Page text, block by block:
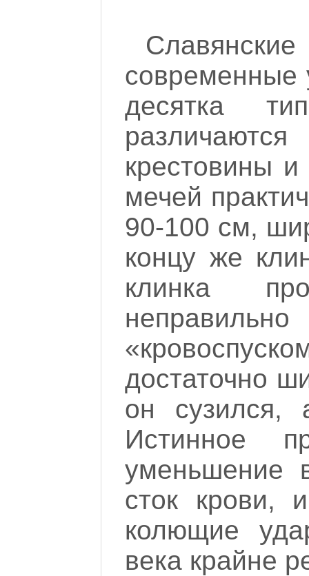
современные
десятка
крестовины и
мечей
90-100 см,
концу же
клинка
достаточно
он сузился,
Истинное
уменьшение
сток крови,
колющие
века крайне